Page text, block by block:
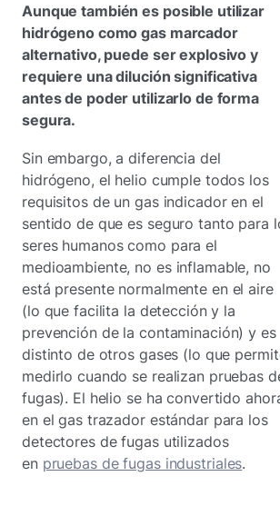
Aunque también es posible utilizar
hidrógeno como gas marcador
alternativo, puede ser explosivo y
requiere una dilución significativa
antes de poder utilizarlo de forma
segura.
Sin embargo, a diferencia del
hidrógeno, el helio cumple todos los
requisitos de un gas indicador en el
sentido de que es seguro tanto para
seres humanos como para el
medioambiente, no es inflamable, no
está presente normalmente en el aire
(lo que facilita la detección y la
prevención de la contaminación) y es
distinto de otros gases (lo que
medirlo cuando se realizan pruebas
fugas). El helio se ha convertido
en el gas trazador estándar para los
detectores de fugas utilizados
en pruebas de fugas industriales.